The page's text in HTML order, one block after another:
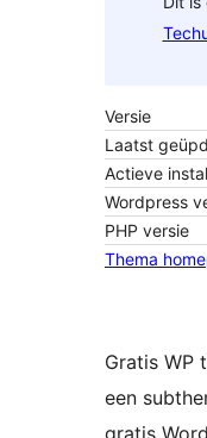
Versie
Laatst
Actieve
Wordpress
PHP versie
Thema
Gratis WP
een